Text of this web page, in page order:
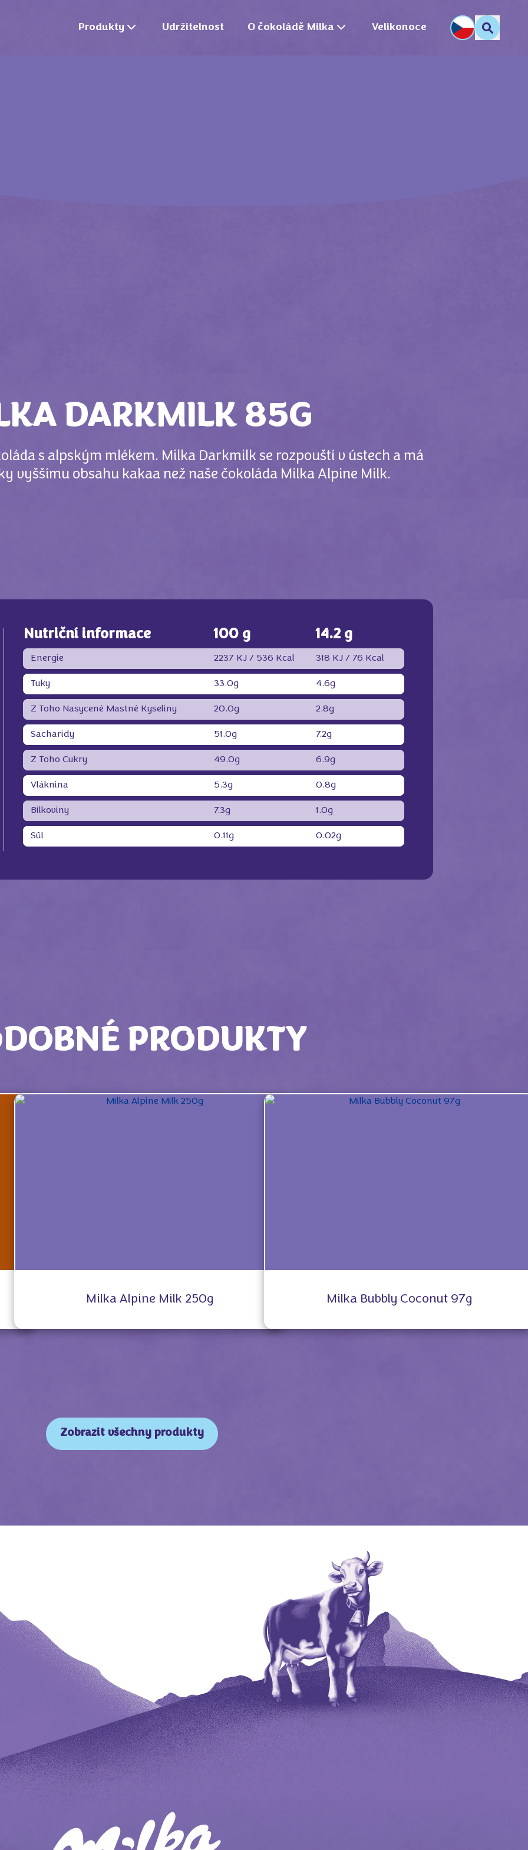
Produkty Udržitelnost O čokoládě Milka Velikonoce
DARKMILK 85G
s alpským mlékem. Milka Darkmilk se rozpouští v ústech a má
vyššímu obsahu kakaa než naše čokoláda Milka Alpine Milk.
Nutriční informace 100 g 14.2 g
Energie 2237 KJ / 536 Kcal 318 KJ / 76 Kcal
Tuky 33.0g 4.6g
Z Toho Nasycené Mastné Kyseliny 20.0g 2.8g
Sacharidy 51.0g 7.2g
Z Toho Cukry 49.0g 6.9g
Vláknina 5.3g 0.8g
Bílkoviny 7.3g 1.0g
Sůl 0.11g 0.02g
PRODUKTY
Milka Alpine Milk 250g Milka Bubbly Coconut 97g
Zobrazit všechny produkty